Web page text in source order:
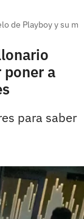
de Playboy y su
a
para saber